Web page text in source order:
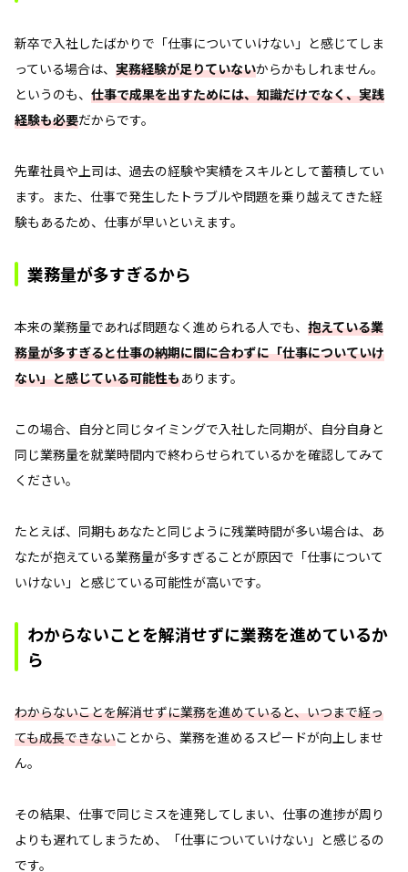
新卒で入社したばかりで「仕事についていけない」と感じてしま
っている場合は、 実務経験が足りていないからかもしれません。
というのも、 仕事で成果を出すためには、知識だけでなく、実践
経験も必要だからです。
先輩社員や上司は、過去の経験や実績をスキルとして蓄積してい
ます。また、仕事で発生したトラブルや問題を乗り越えてきた経
験もあるため、仕事が早いといえます。
業務量が多すぎるから
本来の業務量であれば問題なく進められる人でも、 抱えている業
務量が多すぎると仕事の納期に間に合わずに「仕事についていけ
ない」と感じている可能性もあります。
この場合、自分と同じタイミングで入社した同期が、自分自身と
同じ業務量を就業時間内で終わらせられているかを確認してみて
ください。
たとえば、同期もあなたと同じように残業時間が多い場合は、あ
なたが抱えている業務量が多すぎることが原因で「仕事について
いけない」と感じている可能性が高いです。
わからないことを解消せずに業務を進めているか
ら
わからないことを解消せずに業務を進めていると、いつまで経っ
ても成長できないことから、業務を進めるスピードが向上しませ
ん。
その結果、仕事で同じミスを連発してしまい、仕事の進捗が周り
よりも遅れてしまうため、「仕事についていけない」と感じるの
です。